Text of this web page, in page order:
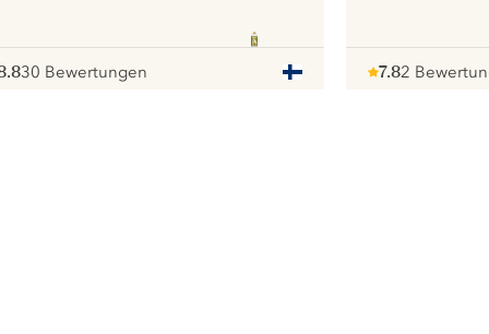
30 Bewertungen
7.82